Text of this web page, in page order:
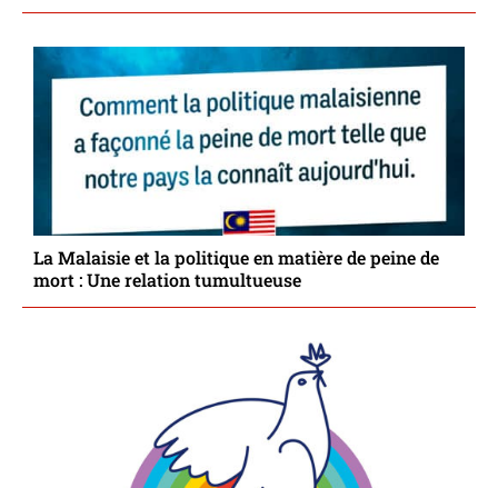
La Malaisie et la politique en matière de peine de
mort : Une relation tumultueuse